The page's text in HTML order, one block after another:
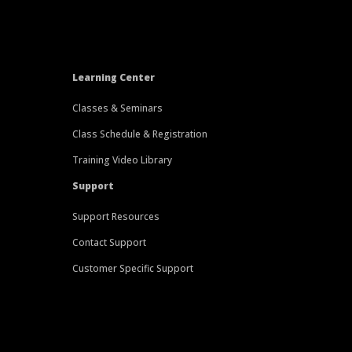
Learning Center
Classes & Seminars
Class Schedule & Registration
Training Video Library
Support
Support Resources
Contact Support
Customer Specific Support